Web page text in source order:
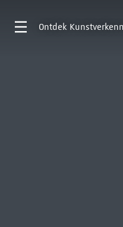
Ontdek